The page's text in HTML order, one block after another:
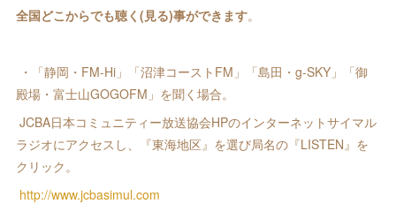
全国どこからでも聴く(見る)事ができます。
・「静岡・FM-Hi」「沼津コーストFM」「島田・g-SKY」「御
殿場・富士山GOGOFM」を聞く場合。
JCBA日本コミュニティー放送協会HPのインターネットサイマル
ラジオにアクセスし、『東海地区』を選び局名の『LISTEN』を
クリック。
http://www.jcbasimul.com